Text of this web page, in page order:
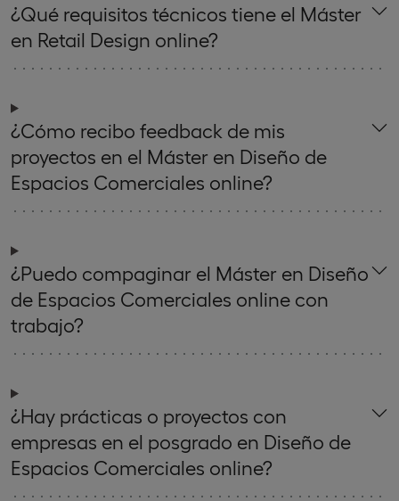
¿Qué requisitos técnicos tiene el Máster
en Retail Design online?
¿Cómo recibo feedback de mis
proyectos en el Máster en Diseño de
Espacios Comerciales online?
¿Puedo compaginar el Máster en Diseño
de Espacios Comerciales online con
trabajo?
¿Hay prácticas o proyectos con
empresas en el posgrado en Diseño de
Espacios Comerciales online?